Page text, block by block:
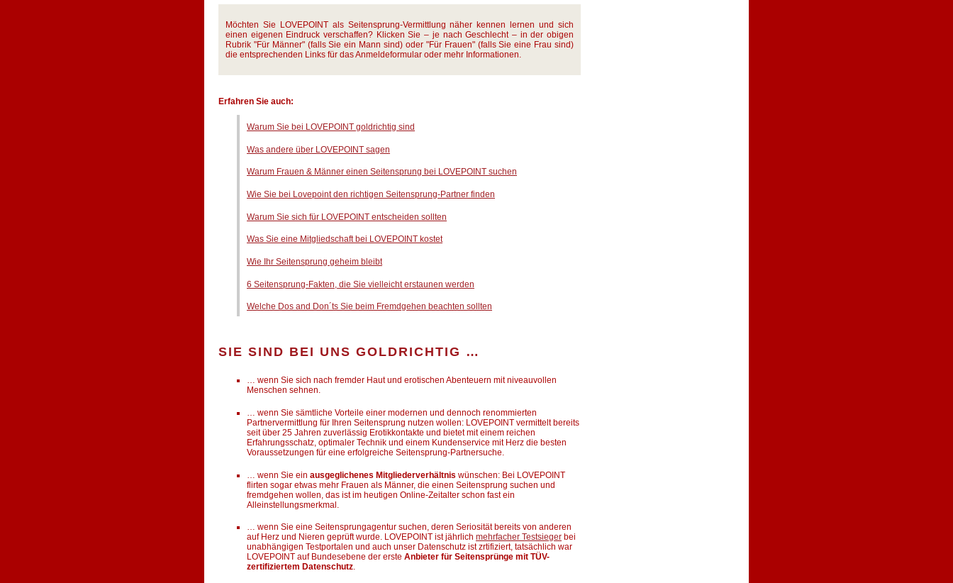
Möchten Sie LOVEPOINT als Seitensprung-Vermittlung näher kennen lernen und sich
einen eigenen Eindruck verschaffen? Klicken Sie – je nach Geschlecht – in der obigen
Rubrik "Für Männer" (falls Sie ein Mann sind) oder "Für Frauen" (falls Sie eine Frau sind)
die entsprechenden Links für das Anmeldeformular oder mehr Informationen.
Erfahren Sie auch:
Warum Sie bei LOVEPOINT goldrichtig sind
Was andere über LOVEPOINT sagen
Warum Frauen & Männer einen Seitensprung bei LOVEPOINT suchen
Wie Sie bei Lovepoint den richtigen Seitensprung-Partner finden
Warum Sie sich für LOVEPOINT entscheiden sollten
Was Sie eine Mitgliedschaft bei LOVEPOINT kostet
Wie Ihr Seitensprung geheim bleibt
6 Seitensprung-Fakten, die Sie vielleicht erstaunen werden
Welche Dos and Don´ts Sie beim Fremdgehen beachten sollten
SIE SIND BEI UNS GOLDRICHTIG …
… wenn Sie sich nach fremder Haut und erotischen Abenteuern mit niveauvollen
Menschen sehnen.
… wenn Sie sämtliche Vorteile einer modernen und dennoch renommierten
Partnervermittlung für Ihren Seitensprung nutzen wollen: LOVEPOINT vermittelt bereits
seit über 25 Jahren zuverlässig Erotikkontakte und bietet mit einem reichen
Erfahrungsschatz, optimaler Technik und einem Kundenservice mit Herz die besten
Voraussetzungen für eine erfolgreiche Seitensprung-Partnersuche.
… wenn Sie ein ausgeglichenes Mitgliederverhältnis wünschen: Bei LOVEPOINT
flirten sogar etwas mehr Frauen als Männer, die einen Seitensprung suchen und
fremdgehen wollen, das ist im heutigen Online-Zeitalter schon fast ein
Alleinstellungsmerkmal.
… wenn Sie eine Seitensprungagentur suchen, deren Seriosität bereits von anderen
auf Herz und Nieren geprüft wurde. LOVEPOINT ist jährlich mehrfacher Testsieger bei
unabhängigen Testportalen und auch unser Datenschutz ist zrtifiziert, tatsächlich war
LOVEPOINT auf Bundesebene der erste Anbieter für Seitensprünge mit TÜV-
zertifiziertem Datenschutz.